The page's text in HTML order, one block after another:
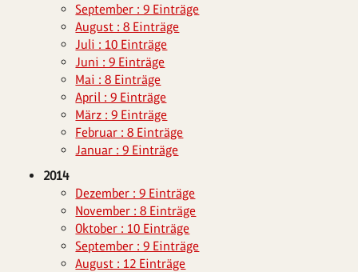
September : 9 Einträge
August : 8 Einträge
Juli : 10 Einträge
Juni : 9 Einträge
Mai : 8 Einträge
April : 9 Einträge
März : 9 Einträge
Februar : 8 Einträge
Januar : 9 Einträge
2014
Dezember : 9 Einträge
November : 8 Einträge
Oktober : 10 Einträge
September : 9 Einträge
August : 12 Einträge